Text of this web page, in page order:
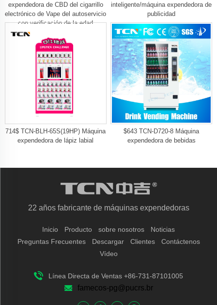
expendedora de CBD del cigarrillo
electrónico de Vape del autoservicio
con verificación de la edad
inteligente/máquina expendedora de
publicidad
714$ TCN-BLH-65S(19HP) Máquina
expendedora de lápiz labial
$643 TCN-D720-8 Máquina
expendedora de bebidas
22 años fabricante de máquinas expendedoras
Inicio Producto sobre nosotros
Noticias
Preguntas Frecuentes
Descargar Clientes
Contáctenos
Vídeo
Línea Directa de Ventas +86-731-87101005
famecos-pg@pucrs.br